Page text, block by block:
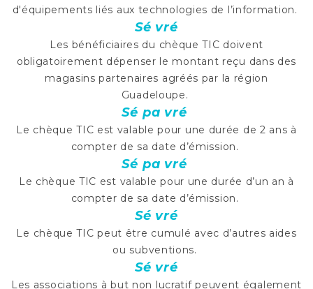
d'équipements liés aux technologies de l’information.
Sé vré
Les bénéficiaires du chèque TIC doivent
obligatoirement dépenser le montant reçu dans des
magasins partenaires agréés par la région
Guadeloupe.
Sé pa vré
Le chèque TIC est valable pour une durée de 2 ans à
compter de sa date d’émission.
Sé pa vré
Le chèque TIC est valable pour une durée d’un an à
compter de sa date d’émission.
Sé vré
Le chèque TIC peut être cumulé avec d’autres aides
ou subventions.
Sé vré
Les associations à but non lucratif peuvent également